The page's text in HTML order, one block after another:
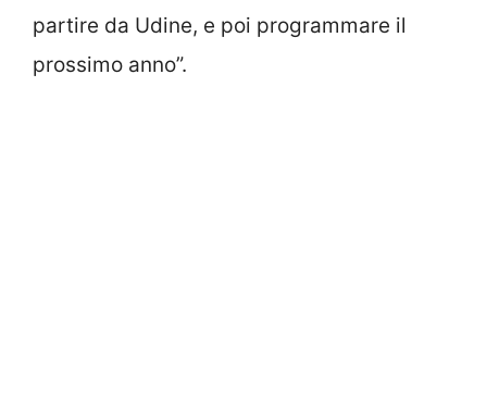
partire da Udine, e poi programmare il
prossimo anno”.